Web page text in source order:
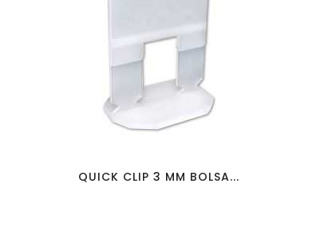
favorite_border visibility
QUICK CLIP 3 MM BOLSA...